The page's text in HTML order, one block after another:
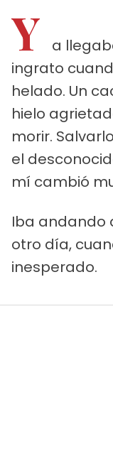
Y
a
ingrato
helado. Un
hielo
morir.
el
mí cambió
Iba andando
otro día,
inesperado.